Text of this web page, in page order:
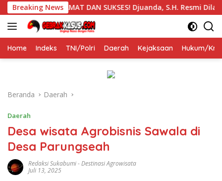
Langsung
ke
konten
Breaking News
SELAMAT DAN SUKSES! Djuanda, S.H. Resmi Dilantik
Home Indeks TNI/Polri Daerah Kejaksaan Hukum/
Beranda Daerah
Daerah
Desa wisata Agrobisnis Sawala di
Desa Parungseah
Redaksi Sukabumi-Destinasi Agrowisata
Juli 13, 2025